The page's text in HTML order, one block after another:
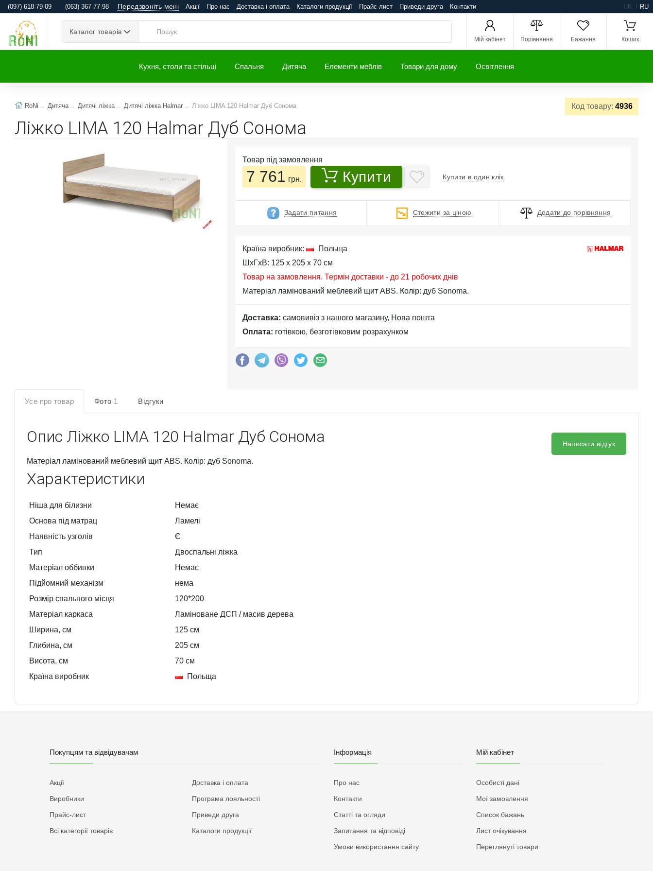
(097) 618-79-09 (063) 367-77-98 Передзвоніть мені Акції Про нас Доставка і оплата Каталоги продукції Прайс-лист Приведи друга Контакти UK RU
Каталог товарів
Мій кабінет Порівняння Бажання Кошик
Кухня, столи та стільці Спальня Дитяча Елементи меблів Товари для дому Освітлення
Код товару: 4936
RoNi Дитяча Дитячі ліжка Дитячі ліжка Halmar Ліжко LIMA 120 Halmar Дуб Сонома
Ліжко LIMA 120 Halmar Дуб Сонома
Товар під замовлення
7 761 грн. Купити Купити в один клік
Задати питання Стежити за ціною Додати до порівняння
Країна виробник:
Польща
ШхГхВ: 125 x 205 x 70 см
Товар на замовлення. Термін доставки - до 21 робочих днів
Матеріал ламінований меблевий щит ABS. Колір: дуб Sonoma.
Доставка: самовивіз з нашого магазину, Нова пошта
Оплата: готівкою, безготівковим розрахунком
Усе про товар Фото 1 Відгуки
Опис Ліжко LIMA 120 Halmar Дуб Сонома
Матеріал ламінований меблевий щит ABS. Колір: дуб Sonoma.
Характеристики
Ніша для білизни
Немає
Основа під матрац
Ламелі
Наявність узголів
Є
Тип
Двоспальні ліжка
Матеріал оббивки
Немає
Підйомний механізм
нема
Розмір спального місця
120*200
Матеріал каркаса
Ламіноване ДСП / масив дерева
Ширина, см
125 см
Глибина, см
205 см
Висота, см
70 см
Країна виробник
Польща
Написати відгук
Покупцям та відвідувачам
Акції
Виробники
Прайс-лист
Всі категорії товарів
Доставка і оплата
Програма лояльності
Приведи друга
Каталоги продукції
Інформація
Про нас
Контакти
Статті та огляди
Запитання та відповіді
Умови використання сайту
Мій кабінет
Особисті дані
Мої замовлення
Список бажань
Лист очікування
Переглянуті товари